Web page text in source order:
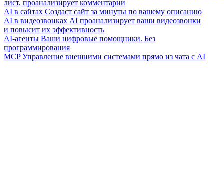
лист, проанализирует комментарии
AI в сайтах Создаст сайт за минуты по вашему описанию
AI в видеозвонках AI проанализирует ваши видеозвонки
и повысит их эффективность
AI-агенты Ваши цифровые помощники. Без
программирования
MCP Управление внешними системами прямо из чата с AI